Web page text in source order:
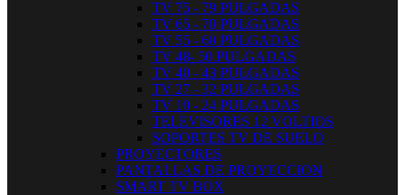
TV 75 - 79 PULGADAS
TV 65 - 70 PULGADAS
TV 55 - 60 PULGADAS
TV 48- 50 PULGADAS
TV 40 - 43 PULGADAS
TV 27 - 32 PULGADAS
TV 10 - 24 PULGADAS
TELEVISORES 12 VOLTIOS
SOPORTES TV DE SUELO
PROYECTORES
PANTALLAS DE PROYECCION
SMART TV BOX